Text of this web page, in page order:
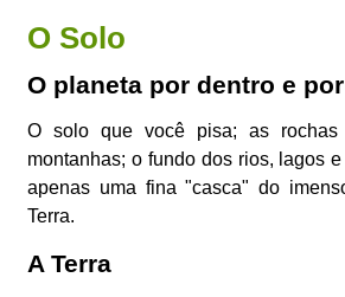
O Solo
O planeta por dentro e
O solo que você pisa; as rochas
montanhas; o fundo dos rios, lagos
apenas uma fina "casca" do
Terra.
A Terra